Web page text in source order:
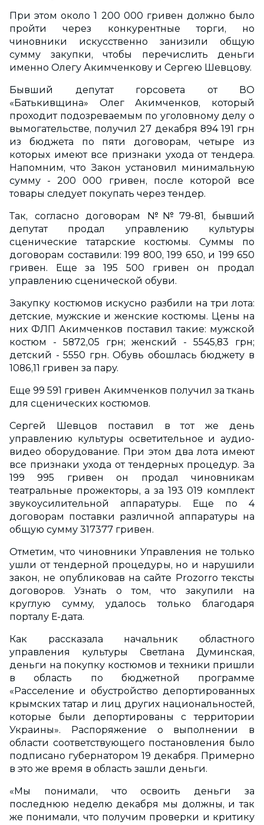
При этом около 1 200 000 гривен должно было
пройти через конкурентные торги, но
чиновники искусственно занизили общую
сумму закупки, чтобы перечислить деньги
именно Олегу Акимченкову и Сергею Шевцову.
Бывший депутат горсовета от ВО
«Батькивщина» Олег Акимченков, который
проходит подозреваемым по уголовному делу о
вымогательстве, получил 27 декабря 894 191 грн
из бюджета по пяти договорам, четыре из
которых имеют все признаки ухода от тендера.
Напомним, что Закон установил минимальную
сумму - 200 000 гривен, после которой все
товары следует покупать через тендер.
Так, согласно договорам №№79-81, бывший
депутат продал управлению культуры
сценические татарские костюмы. Суммы по
договорам составили: 199 800, 199 650, и 199 650
гривен. Еще за 195 500 гривен он продал
управлению сценической обуви.
Закупку костюмов искусно разбили на три лота:
детские, мужские и женские костюмы. Цены на
них ФЛП Акимченков поставил такие: мужской
костюм - 5872,05 грн; женский - 5545,83 грн;
детский - 5550 грн. Обувь обошлась бюджету в
1086,11 гривен за пару.
Еще 99 591 гривен Акимченков получил за ткань
для сценических костюмов.
Сергей Шевцов поставил в тот же день
управлению культуры осветительное и аудио-
видео оборудование. При этом два лота имеют
все признаки ухода от тендерных процедур. За
199 995 гривен он продал чиновникам
театральные прожекторы, а за 193 019 комплект
звукоусилительной аппаратуры. Еще по 4
договорам поставки различной аппаратуры на
общую сумму 317377 гривен.
Отметим, что чиновники Управления не только
ушли от тендерной процедуры, но и нарушили
закон, не опубликовав на сайте Prozorro тексты
договоров. Узнать о том, что закупили на
круглую сумму, удалось только благодаря
порталу Е-дата.
Как рассказала начальник областного
управления культуры Светлана Думинская,
деньги на покупку костюмов и техники пришли
в область по бюджетной программе
«Расселение и обустройство депортированных
крымских татар и лиц других национальностей,
которые были депортированы с территории
Украины». Распоряжение о выполнении в
области соответствующего постановления было
подписано губернатором 19 декабря. Примерно
в это же время в область зашли деньги.
«Мы понимали, что освоить деньги за
последнюю неделю декабря мы должны, и так
же понимали, что получим проверки и критику